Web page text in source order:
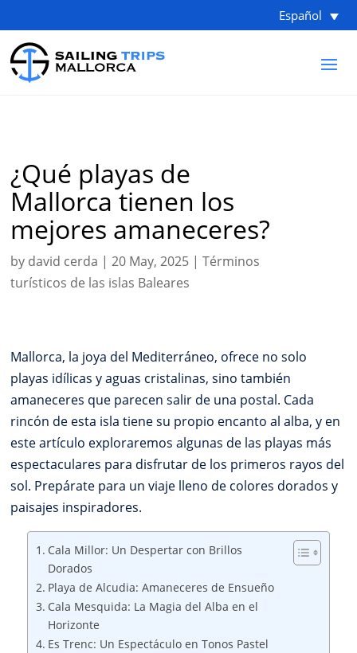
Español
¿Qué playas de
Mallorca tienen los
mejores amaneceres?
by david cerda |20 May, 2025 |Términos
turísticos de las islas Baleares
Mallorca, la joya del Mediterráneo, ofrece no solo
playas idílicas y aguas cristalinas, sino también
amaneceres que parecen salir de una postal. Cada
rincón de esta isla tiene su propio encanto al alba, y en
este artículo exploraremos algunas de las playas más
espectaculares para disfrutar de los primeros rayos del
sol. Prepárate para un viaje lleno de colores dorados y
paisajes inspiradores.
Cala Millor: Un Despertar con Brillos
Dorados
Playa de Alcudia: Amaneceres de Ensueño
Cala Mesquida: La Magia del Alba en el
Horizonte
Es Trenc: Un Espectáculo en Tonos Pastel